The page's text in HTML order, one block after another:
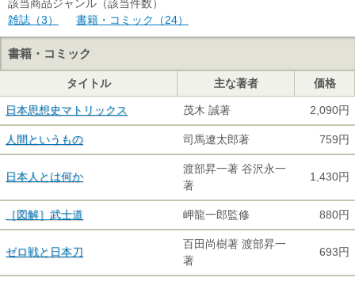
該当商品ジャンル（該当件数）
雑誌（3）
書籍・コミック（24）
書籍・コミック
タイトル 主な著者 価格
日本思想史マトリックス 茂木 誠著 2,090円
人間というもの 司馬遼太郎著 759円
日本人とは何か
渡部昇一著 谷沢永一
著
1,430円
［図解］武士道 岬龍一郎監修 880円
ゼロ戦と日本刀
百田尚樹著 渡部昇一
著
693円